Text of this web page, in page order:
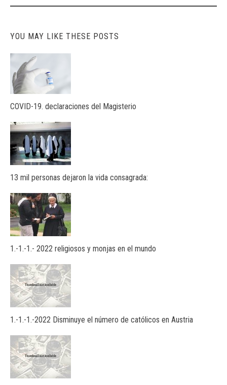
YOU MAY LIKE THESE POSTS
COVID-19. declaraciones del Magisterio
13 mil personas dejaron la vida consagrada:
1.-1.-1.- 2022 religiosos y monjas en el mundo
1.-1.-1.-2022 Disminuye el número de católicos en Austria